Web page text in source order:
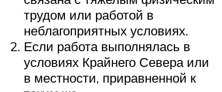
трудом или работой в
неблагоприятных условиях.
Если работа выполнялась в
условиях Крайнего Севера или
в местности, приравненной к